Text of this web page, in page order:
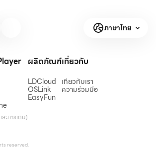
ภาษาไทย
การเติม)
ผลิตภัณฑ์
LDCloud
OSLink
EasyFun
เกี่ยวกับ
เกี่ยวกับเรา
ความร่วมมือ
reserved.